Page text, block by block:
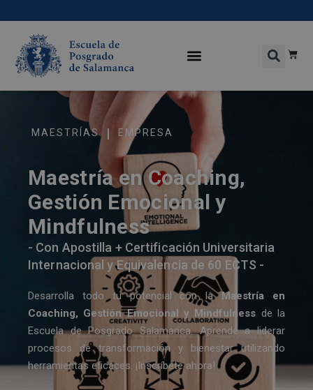
MAESTRÍAS | EMPRESA
Maestría en Coaching,
Gestión Emocional y
Mindfulness
- Con Apostilla + Certificación Universitaria
Internacional y Equivalencia de 60 ECTS -
Desarrolla todo tu potencial con laMaestría en
Coaching, Gestión Emocional y Mindfulness de la
Escuela de Posgrado Salamanca. Aprende a liderar
procesos de transformación y bienestar utilizando
herramientas eficaces. ¡Inscríbete ahora!